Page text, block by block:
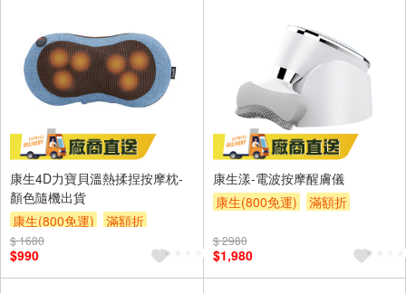
康生4D力寶貝溫熱揉捏按摩枕-
顏色隨機出貨
康生(800免運)
滿額折
$ 1680
$990
康生漾-電波按摩醒膚儀
康生(800免運)
滿額折
$ 2980
$1,980